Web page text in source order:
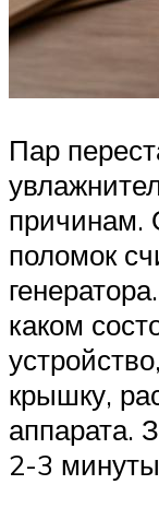
Пар
причинам.
поломок
каком
крышку,
аппарата.
2-3